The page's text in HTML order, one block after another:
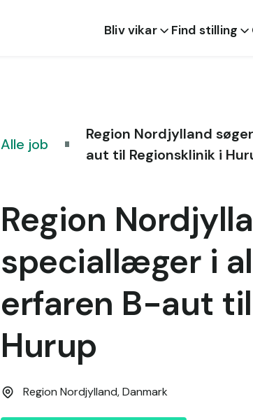
Bliv vikar Find stilling
Alle job
Region Nordjylland
aut til Regionsklinik i
Region
speciallæger i
erfaren B-aut
Hurup
Region Nordjylland,Danmark